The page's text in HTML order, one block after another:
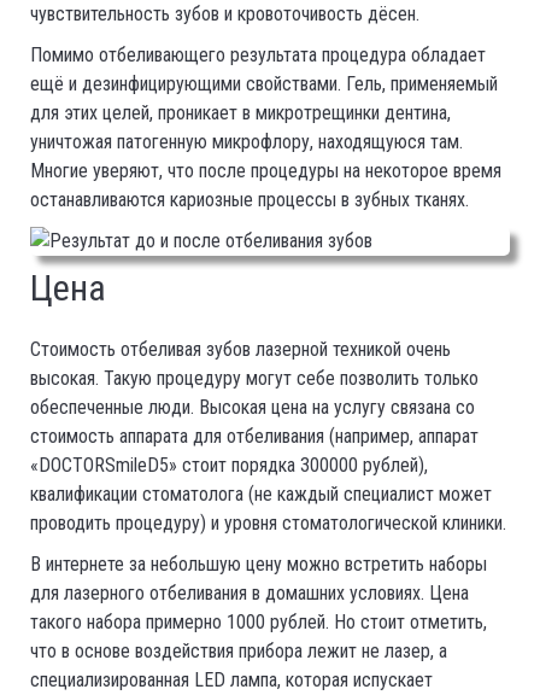
чувствительность зубов и кровоточивость дёсен.
Помимо отбеливающего результата процедура обладает
ещё и дезинфицирующими свойствами. Гель, применяемый
для этих целей, проникает в микротрещинки дентина,
уничтожая патогенную микрофлору, находящуюся там.
Многие уверяют, что после процедуры на некоторое время
останавливаются кариозные процессы в зубных тканях.
Цена
Стоимость отбеливая зубов лазерной техникой очень
высокая. Такую процедуру могут себе позволить только
обеспеченные люди. Высокая цена на услугу связана со
стоимость аппарата для отбеливания (например, аппарат
«DOCTORSmileD5» стоит порядка 300000 рублей),
квалификации стоматолога (не каждый специалист может
проводить процедуру) и уровня стоматологической клиники.
В интернете за небольшую цену можно встретить наборы
для лазерного отбеливания в домашних условиях. Цена
такого набора примерно 1000 рублей. Но стоит отметить,
что в основе воздействия прибора лежит не лазер, а
специализированная LED лампа, которая испускает